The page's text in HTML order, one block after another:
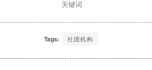
关键词
Tags: 社团机构